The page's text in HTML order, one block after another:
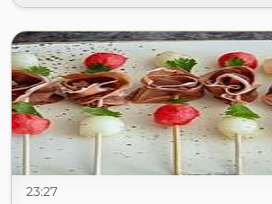
23:27